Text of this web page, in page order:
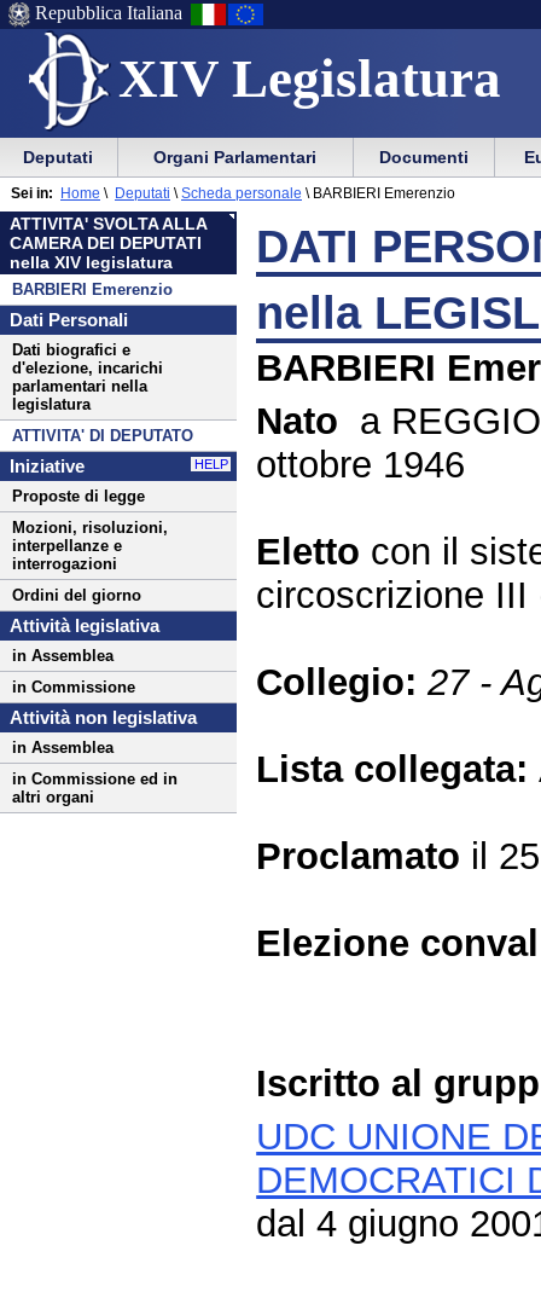
XIV Legislatura
Menu
di
ausilio
alla
navigazione
Vai
Menu
di
navigazione
principale
Repubblica Italiana
Menu
di
navigazione
principale
Vai
menu
di
sezione
Deputati Organi Parlamentari Documenti
ATTIVITA' SVOLTA ALLA
CAMERA DEI DEPUTATI
nella XIV legislatura
BARBIERI Emerenzio
Dati Personali
Dati biografici e
d'elezione, incarichi
parlamentari nella
legislatura
ATTIVITA' DI DEPUTATO
Iniziative HELP
Proposte di legge
Mozioni, risoluzioni,
interpellanze e
interrogazioni
Ordini del giorno
Attività legislativa
in Assemblea
in Commissione
Attività non legislativa
in Assemblea
in Commissione ed in
altri organi
Sei in: Home \ Deputati \ Scheda personale \ BARBIERI Emerenzio
DATI
nella
BARBIERI
Nato a
ottobre 1946
Eletto con il
circoscrizione III
Collegio:27 -
Lista collegata:
Proclamato il
Elezione
Iscritto al
UDC UNIONE
DEMOCRATICI
dal 4 giugno